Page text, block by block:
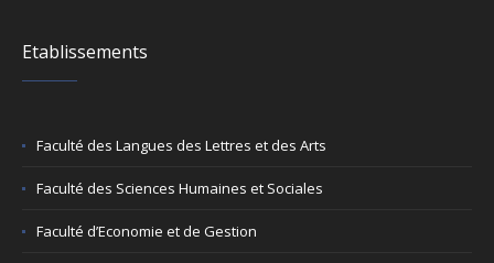
Etablissements
Faculté des Langues des Lettres et des Arts
Faculté des Sciences Humaines et Sociales
Faculté d’Economie et de Gestion